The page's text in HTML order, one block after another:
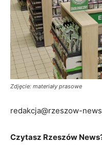
Zdjęcie: materiały prasowe
redakcja@rzeszow-
Czytasz Rzeszów